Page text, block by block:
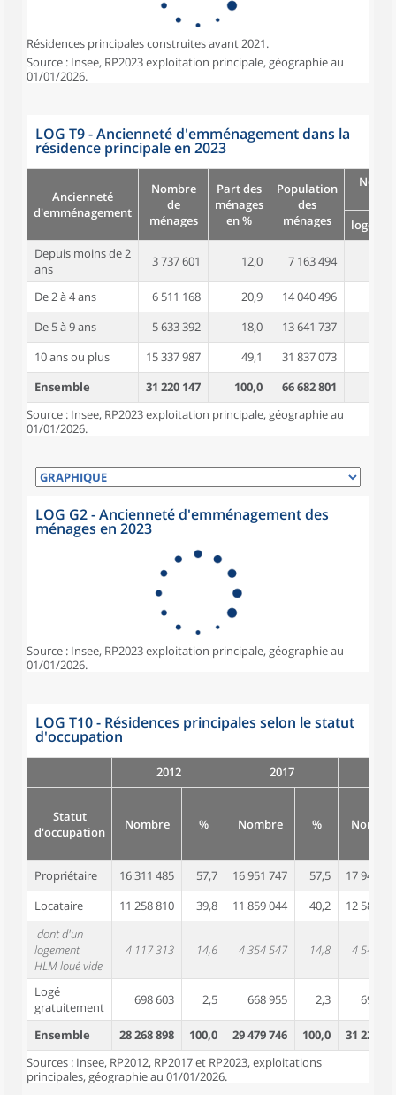
Résidences principales construites avant 2021.
Source : Insee, RP2023 exploitation principale, géographie au
01/01/2026.
LOG T9 - Ancienneté d'emménagement dans la
résidence principale en 2023
Ancienneté
d'emménagement
Nombre
de
ménages
Part des
ménages
en %
Population
des
ménages
Depuis moins de 2
ans
3 737 601 12,0 7 163 494
De 2 à 4 ans 6 511 168 20,9 14 040 496
De 5 à 9 ans
5 633 392 18,0 13 641 737
10 ans ou plus
15 337 987 49,1 31 837 073
Ensemble
31 220 147 100,0 66 682 801
Source : Insee, RP2023 exploitation principale, géographie au
01/01/2026.
LOG G2 - Ancienneté d'emménagement des
ménages en 2023
Source : Insee, RP2023 exploitation principale, géographie au
01/01/2026.
LOG T10 - Résidences principales selon le statut
d'occupation
2012 2017
Statut
d'occupation
Nombre % Nombre % Nombre
Propriétaire 16 311 485 57,7 16 951 747 57,5
17 944
Locataire
11 258 810 39,8 11 859 044 40,2
12 584
dont d'un
logement
HLM loué vide
4 117 313 14,6 4 354 547 14,8 4 546
Logé
gratuitement
698 603 2,5 668 955 2,3 691
Ensemble 28 268 898 100,0 29 479 746 100,0
31 220
Sources : Insee, RP2012, RP2017 et RP2023, exploitations
principales, géographie au 01/01/2026.